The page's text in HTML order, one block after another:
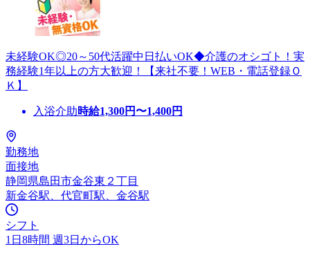
未経験OK◎20～50代活躍中日払いOK◆介護のオシゴト！実
務経験1年以上の方大歓迎！【来社不要！WEB・電話登録Ｏ
Ｋ】
入浴介助時給1,300円〜1,400円
勤務地
面接地
静岡県島田市金谷東２丁目
新金谷駅、代官町駅、金谷駅
シフト
1日8時間 週3日からOK